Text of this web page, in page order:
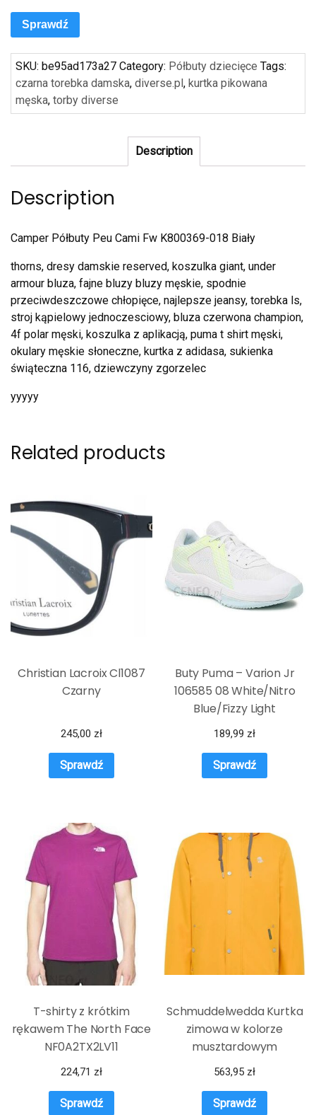
Sprawdź
SKU: be95ad173a27 Category: Półbuty dziecięce Tags:
czarna torebka damska, diverse.pl , kurtka pikowana
męska, torby diverse
Description
Description
Camper Półbuty Peu Cami Fw K800369-018 Biały
thorns, dresy damskie reserved, koszulka giant, under
armour bluza, fajne bluzy bluzy męskie, spodnie
przeciwdeszczowe chłopięce, najlepsze jeansy, torebka ls,
stroj kąpielowy jednoczesciowy, bluza czerwona champion,
4f polar męski, koszulka z aplikacją, puma t shirt męski,
okulary męskie słoneczne, kurtka z adidasa, sukienka
świąteczna 116, dziewczyny zgorzelec
yyyyy
Related products
Christian Lacroix Cl1087
Czarny
245,00 zł
Sprawdź
Buty Puma – Varion Jr
106585 08 White/Nitro
Blue/Fizzy Light
189,99 zł
Sprawdź
T-shirty z krótkim
rękawem The North Face
NF0A2TX2LV11
224,71 zł
Sprawdź
Schmuddelwedda Kurtka
zimowa w kolorze
musztardowym
563,95 zł
Sprawdź